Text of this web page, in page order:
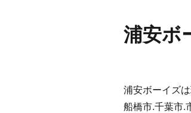
浦安ボ
浦安ボーイズ
船橋市.千葉市.